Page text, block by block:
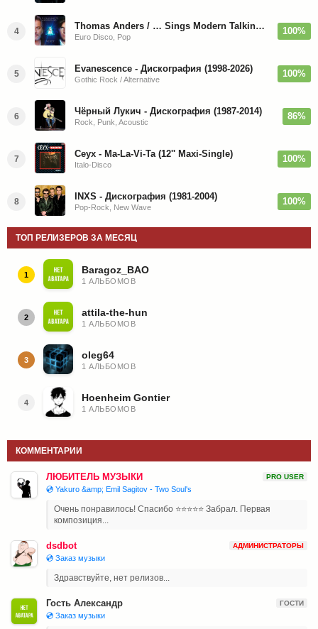
4 Thomas Anders / … Sings Modern Talking: The Best hi-res
Euro Disco, Pop
100%
5 Evanescence - Дискография (1998-2026)
Gothic Rock / Alternative
100%
6 Чёрный Лукич - Дискография (1987-2014)
Rock, Punk, Acoustic
86%
7 Ceyx - Ma-La-Vi-Ta (12'' Maxi-Single)
Italo-Disco
100%
8 INXS - Дискография (1981-2004)
Pop-Rock, New Wave
100%
ТОП РЕЛИЗЕРОВ ЗА МЕСЯЦ
1 Baragoz_BAO
1 АЛЬБОМОВ
2 attila-the-hun
1 АЛЬБОМОВ
3 oleg64
1 АЛЬБОМОВ
4 Hoenheim Gontier
1 АЛЬБОМОВ
КОММЕНТАРИИ
ЛЮБИТЕЛЬ МУЗЫКИ PRO USER
💿 Yakuro &amp; Emil Sagitov - Two Soul's
Очень понравилось! Спасибо ⭐⭐⭐⭐⭐ Забрал. Первая
композиция...
dsdbot АДМИНИСТРАТОРЫ
💿 Заказ музыки
Здравствуйте, нет релизов...
Гость Александр ГОСТИ
💿 Заказ музыки